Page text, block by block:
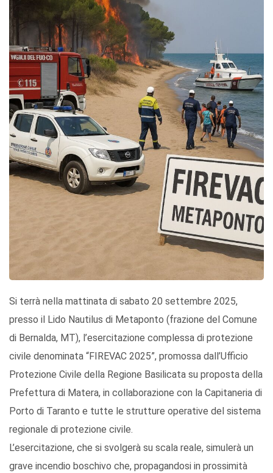
Si terrà nella mattinata di sabato 20 settembre 2025,
presso il Lido Nautilus di Metaponto (frazione del Comune
di Bernalda, MT), l’esercitazione complessa di protezione
civile denominata “FIREVAC 2025”, promossa dall’Ufficio
Protezione Civile della Regione Basilicata su proposta della
Prefettura di Matera, in collaborazione con la Capitaneria di
Porto di Taranto e tutte le strutture operative del sistema
regionale di protezione civile.
L’esercitazione, che si svolgerà su scala reale, simulerà un
grave incendio boschivo che, propagandosi in prossimità